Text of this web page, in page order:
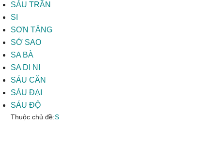
SÁU TRẦN
SI
SƠN TĂNG
SỚ SAO
SA BÀ
SA DI NI
SÁU CĂN
SÁU ĐẠI
SÁU ĐỘ
Thuộc chủ đề:S